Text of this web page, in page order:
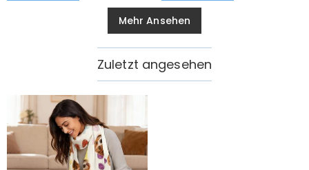
Mehr Ansehen
Zuletzt angesehen